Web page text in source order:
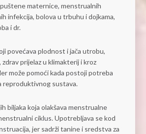
maternice, menstrualnih
infekcija, bolova u trbuhu i dojkama,
i dr.
povećava plodnost i jača utrobu,
prijelaz u klimakterij i kroz
može pomoći kada postoji potreba
reproduktivnog sustava.
biljaka koja olakšava menstrualne
ciklus. Upotrebljava se kod
jer sadrži tanine i sredstva za